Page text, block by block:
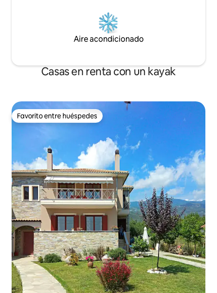
Aire acondicionado
Casas en renta con un kayak
Favorito entre huéspedes
Favorito entre huéspedes